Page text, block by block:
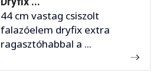
44 cm vastag csiszolt
falazóelem dryfix extra
ragasztóhabbal a ...